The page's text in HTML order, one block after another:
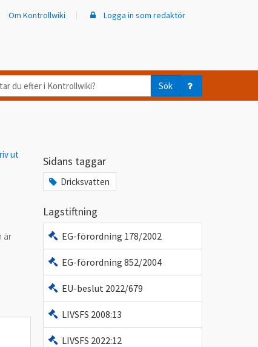
Om Kontrollwiki Logga in som redaktör
Sök
ut
är
Sidans taggar
Dricksvatten
Lagstiftning
EG-förordning 178/2002
EG-förordning 852/2004
EU-beslut 2022/679
LIVSFS 2008:13
LIVSFS 2022:12